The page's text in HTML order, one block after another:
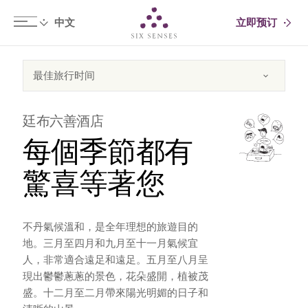
立即预订
廷布六善酒店
每個季節都有
驚喜等著您
不丹氣候溫和，是全年理想的旅遊目的
地。三月至四月和九月至十一月氣候宜
人，非常適合遠足和遠足。五月至八月呈
現出鬱鬱蔥蔥的景色，花朵盛開，植被茂
盛。十二月至二月帶來陽光明媚的日子和